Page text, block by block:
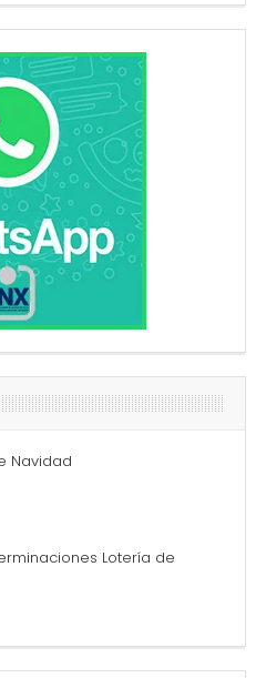
Navidad
Lotería de